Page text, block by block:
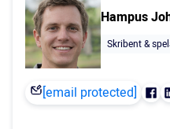
Hampus
Skribent &
[email protected]